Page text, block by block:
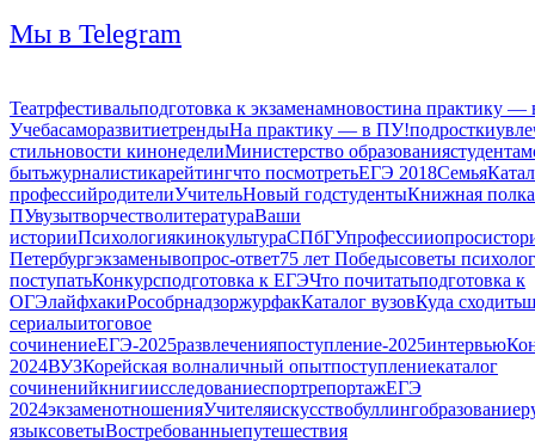
Мы в Telegram
Театрфестивальподготовка к экзаменамновостина практику
УчебасаморазвитиетрендыНа практику — в ПУ!подростки
стильновости кинонеделиМинистерство образованиястудентам
бытьжурналистикарейтингчто посмотретьЕГЭ 2018Семья
профессийродителиУчительНовый годстудентыКнижная полка
ПУвузытворчестволитератураВаши
историиПсихологиякинокультураСПбГУпрофессииопрос
Петербургэкзаменывопрос-ответ75 лет Победысоветы
поступатьКонкурсподготовка к ЕГЭЧто почитатьподготовка к
ОГЭлайфхакиРособрнадзоржурфакКаталог вузовКуда сходить
сериалыитоговое
сочинениеЕГЭ-2025развлеченияпоступление-2025интервью
2024ВУЗКорейская волналичный опытпоступлениекаталог
сочиненийкнигиисследованиеспортрепортажЕГЭ
2024экзаменотношенияУчителяискусствобуллингобразование
языксоветыВостребованныепутешествия